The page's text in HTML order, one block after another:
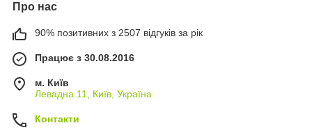
Про нас
90% позитивних з 2507 відгуків за рік
Працює з 30.08.2016
м. Київ
Левадна 11, Київ, Україна
Контакти